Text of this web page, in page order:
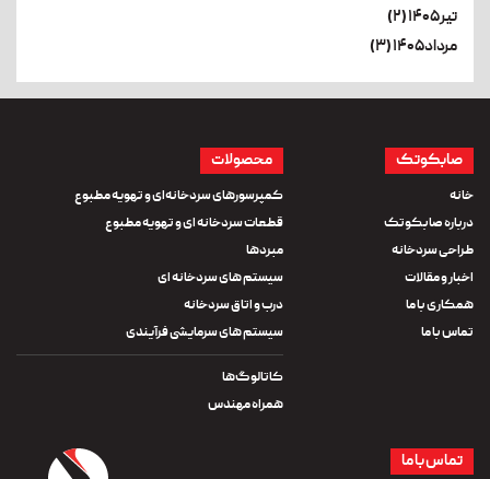
تیر۱۴۰۵ (۲)
مرداد۱۴۰۵ (۳)
صابکوتک
خانه
درباره صابکوتک
طراحی سردخانه
اخبار و مقالات
همکاری با ما
تماس با ما
محصولات
کمپرسورهای سردخانه‌ای و تهویه مطبوع
قطعات سردخانه ای و تهویه مطبوع
مبردها
سیستم های سردخانه ای
درب و اتاق سردخانه
سیستم های سرمایشی فرآیندی
کاتالوگ‌ها
همراه مهندس
تماس با ما